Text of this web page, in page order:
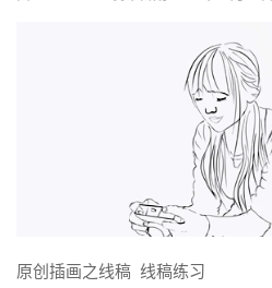
原创插画之线稿 线稿练习